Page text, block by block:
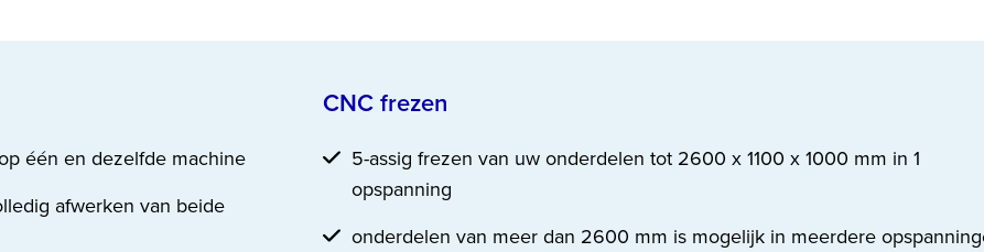
één en dezelfde machine
afwerken van beide
CNC frezen
5-assig frezen van uw onderdelen tot 2600 x 1100 x 1000 mm in 1
opspanning
onderdelen van meer dan 2600 mm is mogelijk in meerdere